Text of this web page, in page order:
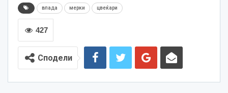
влада мерки цвеќари
427
Сподели